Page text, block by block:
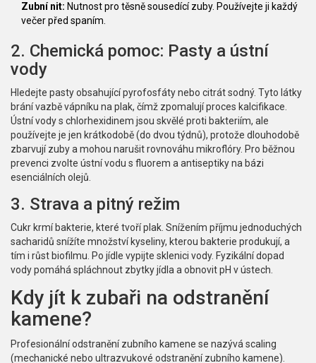
Zubní nit: Nutnost pro těsně sousedící zuby. Používejte ji každý
večer před spaním.
2. Chemická pomoc: Pasty a ústní
vody
Hledejte pasty obsahující pyrofosfáty nebo citrát sodný. Tyto látky
brání vazbě vápníku na plak, čímž zpomalují proces kalcifikace.
Ústní vody s chlorhexidinem jsou skvělé proti bakteriím, ale
používejte je jen krátkodobě (do dvou týdnů), protože dlouhodobě
zbarvují zuby a mohou narušit rovnováhu mikroflóry. Pro běžnou
prevenci zvolte ústní vodu s fluorem a antiseptiky na bázi
esenciálních olejů.
3. Strava a pitný režim
Cukr krmí bakterie, které tvoří plak. Snížením příjmu jednoduchých
sacharidů snížíte množství kyseliny, kterou bakterie produkují, a
tím i růst biofilmu. Po jídle vypijte sklenici vody. Fyzikální dopad
vody pomáhá spláchnout zbytky jídla a obnovit pH v ústech.
Kdy jít k zubaři na odstranění
kamene?
Profesionální odstranění zubního kamene se nazýváscaling
(mechanické nebo ultrazvukové odstranění zubního kamene).